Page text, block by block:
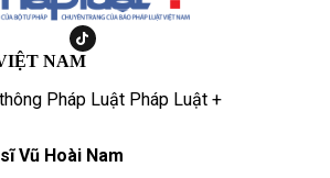
NAM
Pháp Luật Pháp Luật +
Vũ Hoài Nam